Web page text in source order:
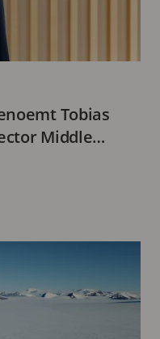
Tobias
Middle